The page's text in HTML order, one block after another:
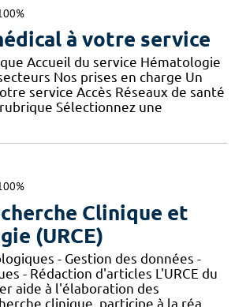
à votre service
Accueil du service Hématologie
Nos prises en charge Un
service Accès Réseaux de santé
Sélectionnez une
Clinique et
(URCE)
- Gestion des données -
- Rédaction d'articles L'URCE du
aide à l'élaboration des
clinique, participe à la réa